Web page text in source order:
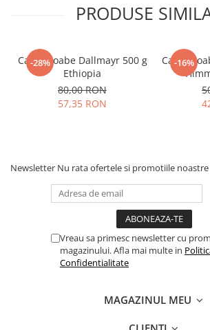
PRODUSE
-28%
Cafea boabe Dallmayr 500 g
Ethiopia
80,00 RON
57,35 RON
-16%
Cafea
Newsletter Nu rata ofertele si promotiile noastre
Vreau sa primesc newsletter cu
magazinului. Afla mai multe in
Confidentialitate
MAGAZINUL MEU